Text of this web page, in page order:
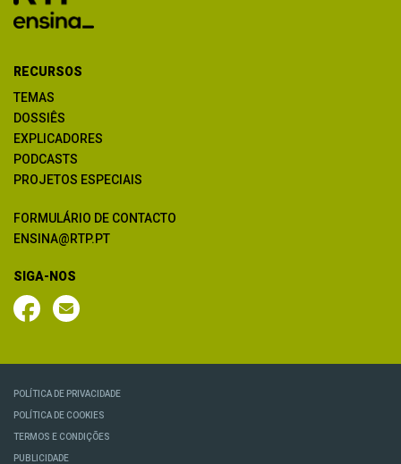
RECURSOS
TEMAS
DOSSIÊS
EXPLICADORES
PODCASTS
PROJETOS ESPECIAIS
FORMULÁRIO DE CONTACTO
ENSINA@RTP.PT
SIGA-NOS
POLÍTICA DE PRIVACIDADE
POLÍTICA DE COOKIES
TERMOS E CONDIÇÕES
PUBLICIDADE